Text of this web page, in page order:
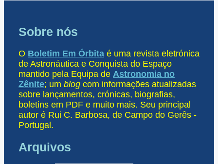
Sobre nós
O Boletim Em Órbita é uma revista eletrónica
de Astronáutica e Conquista do Espaço
mantido pela Equipa de Astronomia no
Zênite; um blog com informações atualizadas
sobre lançamentos, crónicas, biografias,
boletins em PDF e muito mais. Seu principal
autor é Rui C. Barbosa, de Campo do Gerês -
Portugal.
Arquivos